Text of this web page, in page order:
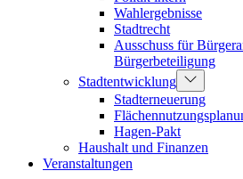
Wahlergebnisse
Stadtrecht
Ausschuss für
Bürgerbeteiligung
Stadtentwicklung
Stadterneuerung
Hagen-Pakt
Haushalt und Finanzen
Veranstaltungen